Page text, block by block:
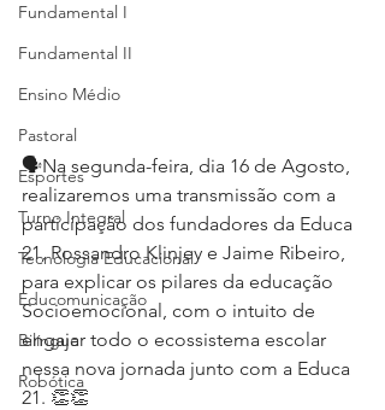
Fundamental I
Fundamental II
Ensino Médio
Pastoral
Esportes
Turno Integral
Tecnologia Educacional
Educomunicação
Bilíngue
Robótica
🗣Na segunda-feira, dia 16 de Agosto,
realizaremos uma transmissão com a
participação dos fundadores da Educa
21, Rossandro Klinjey e Jaime Ribeiro,
para explicar os pilares da educação
Socioemocional, com o intuito de
engajar todo o ecossistema escolar
nessa nova jornada junto com a Educa
21. 👏👏